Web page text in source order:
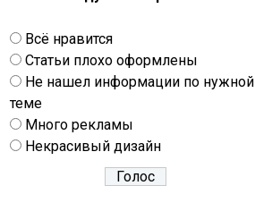
Всё нравится
Статьи плохо оформлены
Не нашел информации по нужной
теме
Много рекламы
Некрасивый дизайн